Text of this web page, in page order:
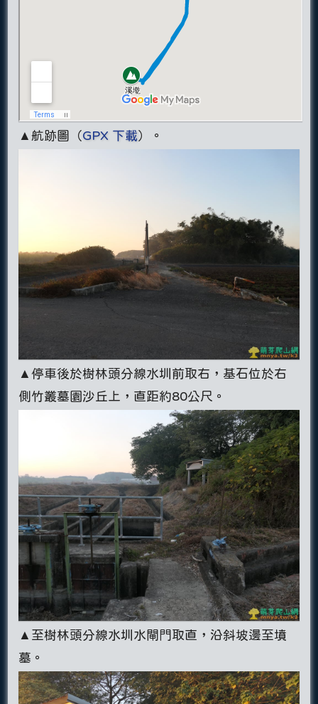
▲航跡圖（GPX 下載）。
▲停車後於樹林頭分線水圳前取右，基石位於右
側竹叢墓園沙丘上，直距約80公尺。
▲至樹林頭分線水圳水閘門取直，沿斜坡邊至墳
墓。